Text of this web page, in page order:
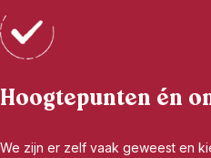
Hoogtepunten én
We zijn er zelf vaak geweest en